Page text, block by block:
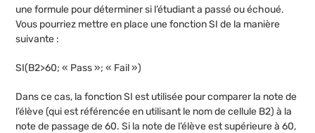
une formule pour déterminer si l’étudiant a passé ou échoué.
Vous pourriez mettre en place une fonction SI de la manière
suivante :
SI(B2>60; « Pass »; « Fail »)
Dans ce cas, la fonction SI est utilisée pour comparer la note de
l’élève (qui est référencée en utilisant le nom de cellule B2) à la
note de passage de 60. Si la note de l’élève est supérieure à 60,